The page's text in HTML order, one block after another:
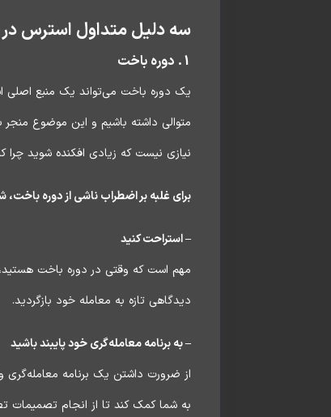
سه دلیل متداول استرس در
1. دوره باخت
یک دوره باخت می‌تواند یک منبع اصلی
متوالی داشته باشیم و این موضوع
نیازی نیست که زیادی افکنده شوید
برای غلبه بر اضطراب ناشی از دوره باخت،
– استراحت کنید
مهم است که وقتی در دوره باخت
دیدگاهی تازه به معامله خود بازگردید.
– به برنامه معامله‌گری خود پایبند باشید
از ضرورت داشتن یک برنامه
به شما کمک کند تا از انجام تصمیمات